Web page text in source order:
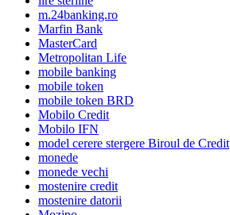
m.24banking.ro
Marfin Bank
MasterCard
Metropolitan Life
mobile banking
mobile token
mobile token BRD
Mobilo Credit
Mobilo IFN
model cerere stergere Biroul de Credit
monede
monede vechi
mostenire credit
mostenire datorii